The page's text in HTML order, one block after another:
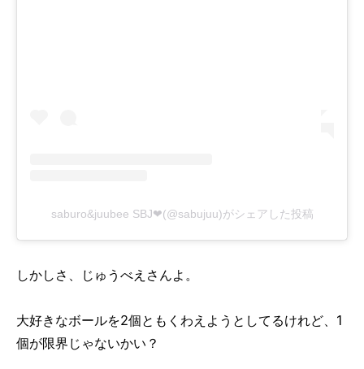
saburo&juubee SBJ❤︎(@sabujuu)がシェアした投稿
しかしさ、じゅうべえさんよ。
大好きなボールを2個ともくわえようとしてるけれど、 1
個が限界じゃないかい？